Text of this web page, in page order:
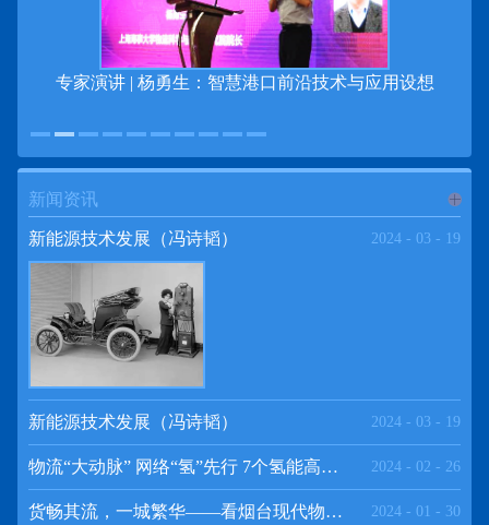
专家演讲 | 杨勇生：智慧港口前沿技术与应用设想
新闻资讯
新能源技术发展（冯诗韬） 2024 - 03 - 19
新能源技术发展（冯诗韬） 2024 - 03 - 19
物流“大动脉” 网络“氢”先行 7个氢能高速场景落地京津冀 2024 - 02 - 26
货畅其流，一城繁华——看烟台现代物流发展 2024 - 01 - 30
频道
>>